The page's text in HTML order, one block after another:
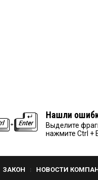
Нашли
Выделите
нажмите Ctrl +
ЗАКОН НОВОСТИ